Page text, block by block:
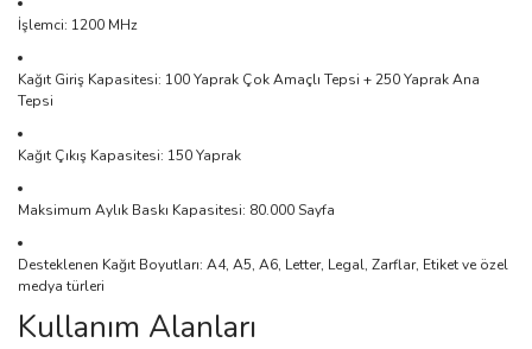
İşlemci: 1200 MHz
Kağıt Giriş Kapasitesi: 100 Yaprak Çok Amaçlı Tepsi + 250 Yaprak Ana
Tepsi
Kağıt Çıkış Kapasitesi: 150 Yaprak
Maksimum Aylık Baskı Kapasitesi: 80.000 Sayfa
Desteklenen Kağıt Boyutları: A4, A5, A6, Letter, Legal, Zarflar, Etiket ve özel
medya türleri
Kullanım Alanları